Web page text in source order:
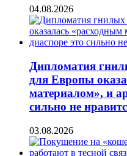
04.08.2026
Дипломатия
для Европы
материалом», и
сильно не
03.08.2026